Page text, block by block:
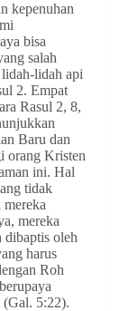
kepenuhan
bisa
salah
lidah api
2. Empat
Rasul 2, 8,
Baru dan
orang Kristen
ini. Hal
tidak
mereka
mereka
dibaptis oleh
harus
Roh
(Gal. 5:22).